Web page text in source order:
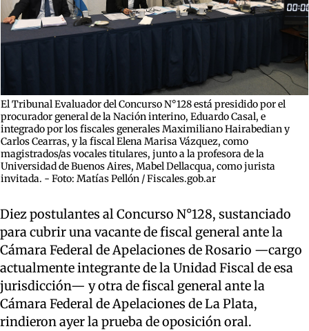
El Tribunal Evaluador del Concurso N°128 está presidido por el
procurador general de la Nación interino, Eduardo Casal, e
integrado por los fiscales generales Maximiliano Hairabedian y
Carlos Cearras, y la fiscal Elena Marisa Vázquez, como
magistrados/as vocales titulares, junto a la profesora de la
Universidad de Buenos Aires, Mabel Dellacqua, como jurista
invitada. - Foto: Matías Pellón / Fiscales.gob.ar
Diez postulantes al Concurso N°128, sustanciado
para cubrir una vacante de fiscal general ante la
Cámara Federal de Apelaciones de Rosario —cargo
actualmente integrante de la Unidad Fiscal de esa
jurisdicción— y otra de fiscal general ante la
Cámara Federal de Apelaciones de La Plata,
rindieron ayer la prueba de oposición oral.